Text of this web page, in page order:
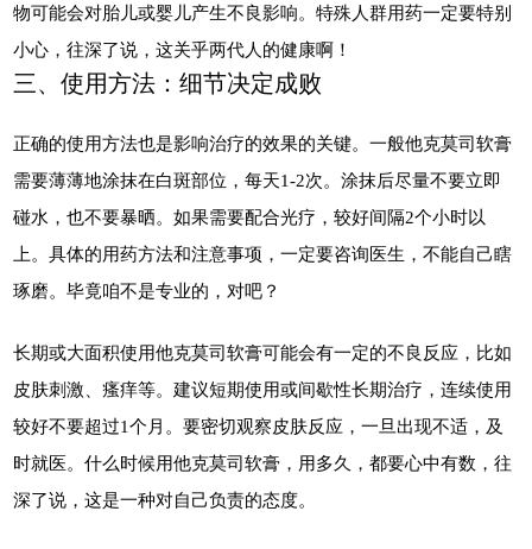
物可能会对胎儿或婴儿产生不良影响。特殊人群用药一定要特别
小心，往深了说，这关乎两代人的健康啊！
三、使用方法：细节决定成败
正确的使用方法也是影响治疗的效果的关键。一般他克莫司软膏
需要薄薄地涂抹在白斑部位，每天1-2次。涂抹后尽量不要立即
碰水，也不要暴晒。如果需要配合光疗，较好间隔2个小时以
上。具体的用药方法和注意事项，一定要咨询医生，不能自己瞎
琢磨。毕竟咱不是专业的，对吧？
长期或大面积使用他克莫司软膏可能会有一定的不良反应，比如
皮肤刺激、瘙痒等。建议短期使用或间歇性长期治疗，连续使用
较好不要超过1个月。要密切观察皮肤反应，一旦出现不适，及
时就医。什么时候用他克莫司软膏，用多久，都要心中有数，往
深了说，这是一种对自己负责的态度。